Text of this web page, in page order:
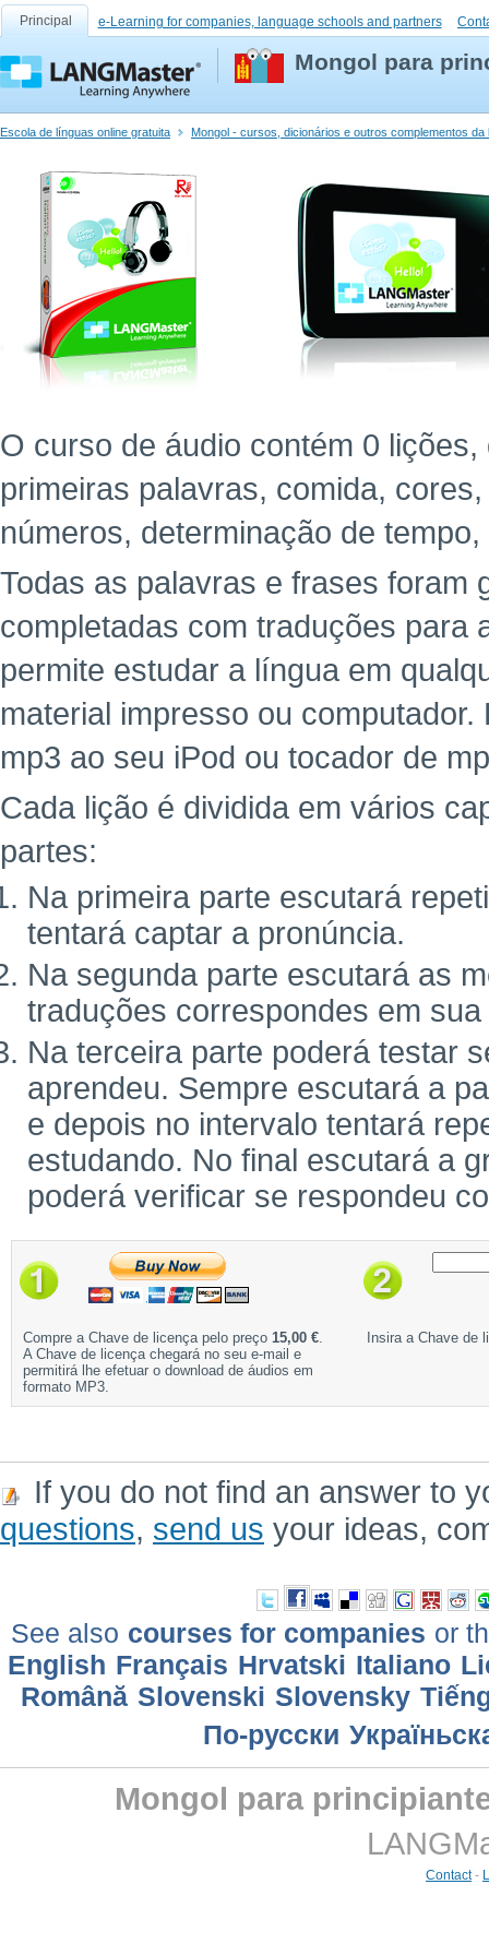
Principal e-Learning for companies, language schools and partners
Mongol para
Escola de línguas online gratuita Mongol - cursos, dicionários e outros complementos da
O curso de áudio contém 0
primeiras palavras, comida,
números, determinação de
Todas as palavras e frases foram
completadas com traduções para
permite estudar a língua em
material impresso ou
mp3 ao seu iPod ou tocador de
Cada lição é dividida em vários
partes:
Na primeira parte escutará
tentará captar a pronúncia.
Na segunda parte escutará as
traduções correspondes em
Na terceira parte poderá testar
aprendeu. Sempre escutará a
e depois no intervalo tentará
estudando. No final escutará a
poderá verificar se respondeu
Compre a Chave de licença pelo preço 15,00 €.
A Chave de licença chegará no seu e-mail e
permitirá lhe efetuar o download de áudios em
formato MP3.
Insira a Chave de
If you do not find an answer to
questions, send us your ideas,
See also courses for companies or
English Français Hrvatski Italiano
Română Slovenski Slovensky
По-русски
Mongol para
Contact-